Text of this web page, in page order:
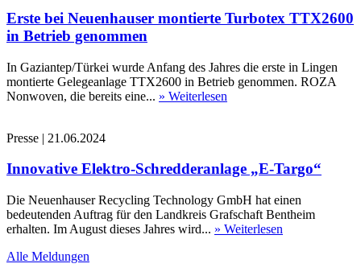
Erste bei Neuenhauser montierte Turbotex TTX2600
in Betrieb genommen
In Gaziantep/Türkei wurde Anfang des Jahres die erste in Lingen
montierte Gelegeanlage TTX2600 in Betrieb genommen. ROZA
Nonwoven, die bereits eine... » Weiterlesen
Presse | 21.06.2024
Innovative Elektro-Schredderanlage „E-Targo“
Die Neuenhauser Recycling Technology GmbH hat einen
bedeutenden Auftrag für den Landkreis Grafschaft Bentheim
erhalten. Im August dieses Jahres wird... » Weiterlesen
Alle Meldungen